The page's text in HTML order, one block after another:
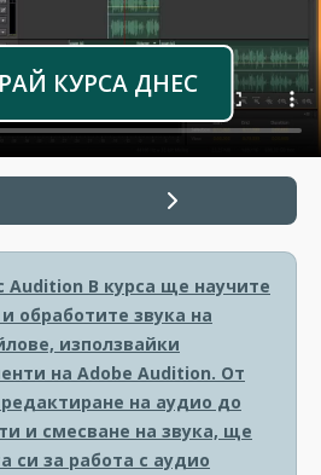
КУРСА ДНЕС
Audition В курса ще научите
обработите звука на
използвайки
на Adobe Audition. От
на аудио до
и смесване на звука, ще
си за работа с аудио